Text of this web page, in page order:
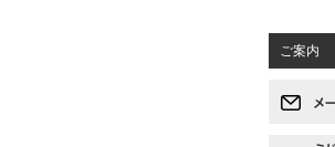
ご案内